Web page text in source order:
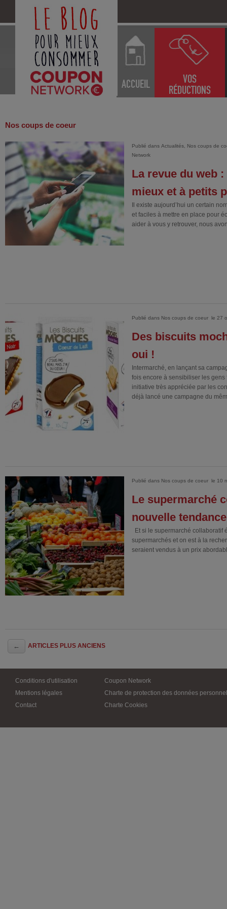
ACCUEIL
VOS
RÉDUCTIONS
Nos coups de coeur
Publié dans Actualités
Nos coups de
Network
La revue du web
mieux et à petits
Il existe aujourd’hui un certain
et faciles à mettre en place pour
aider à vous y retrouver, nous
Publié dans Nos coups de coeur le 27
Des biscuits
oui !
Intermarché, en lançant sa
fois encore à sensibiliser les
initiative très appréciée par les
déjà lancé une campagne du
Publié dans Nos coups de coeur le 10
Le supermarché
nouvelle tendance
Et si le supermarché collaboratif
supermarchés et on est à la
seraient vendus à un prix
Navigation des articles
← ARTICLES PLUS ANCIENS
Conditions d'utilisation
Mentions légales
Contact
Coupon Network
Charte de protection des données
Charte Cookies